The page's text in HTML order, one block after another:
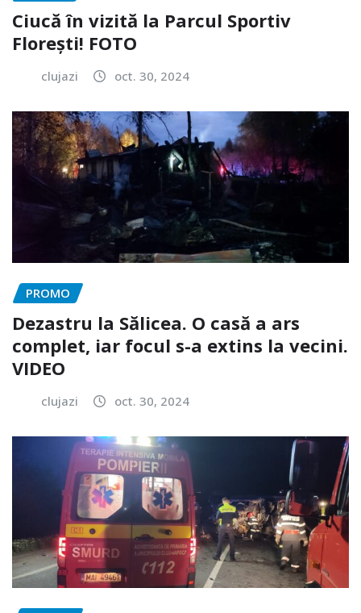
Ciucă în vizită la Parcul Sportiv
Florești! FOTO
clujazi oct. 30, 2024
PROMO
Dezastru la Sălicea. O casă a ars
complet, iar focul s-a extins la vecini.
VIDEO
clujazi oct. 30, 2024